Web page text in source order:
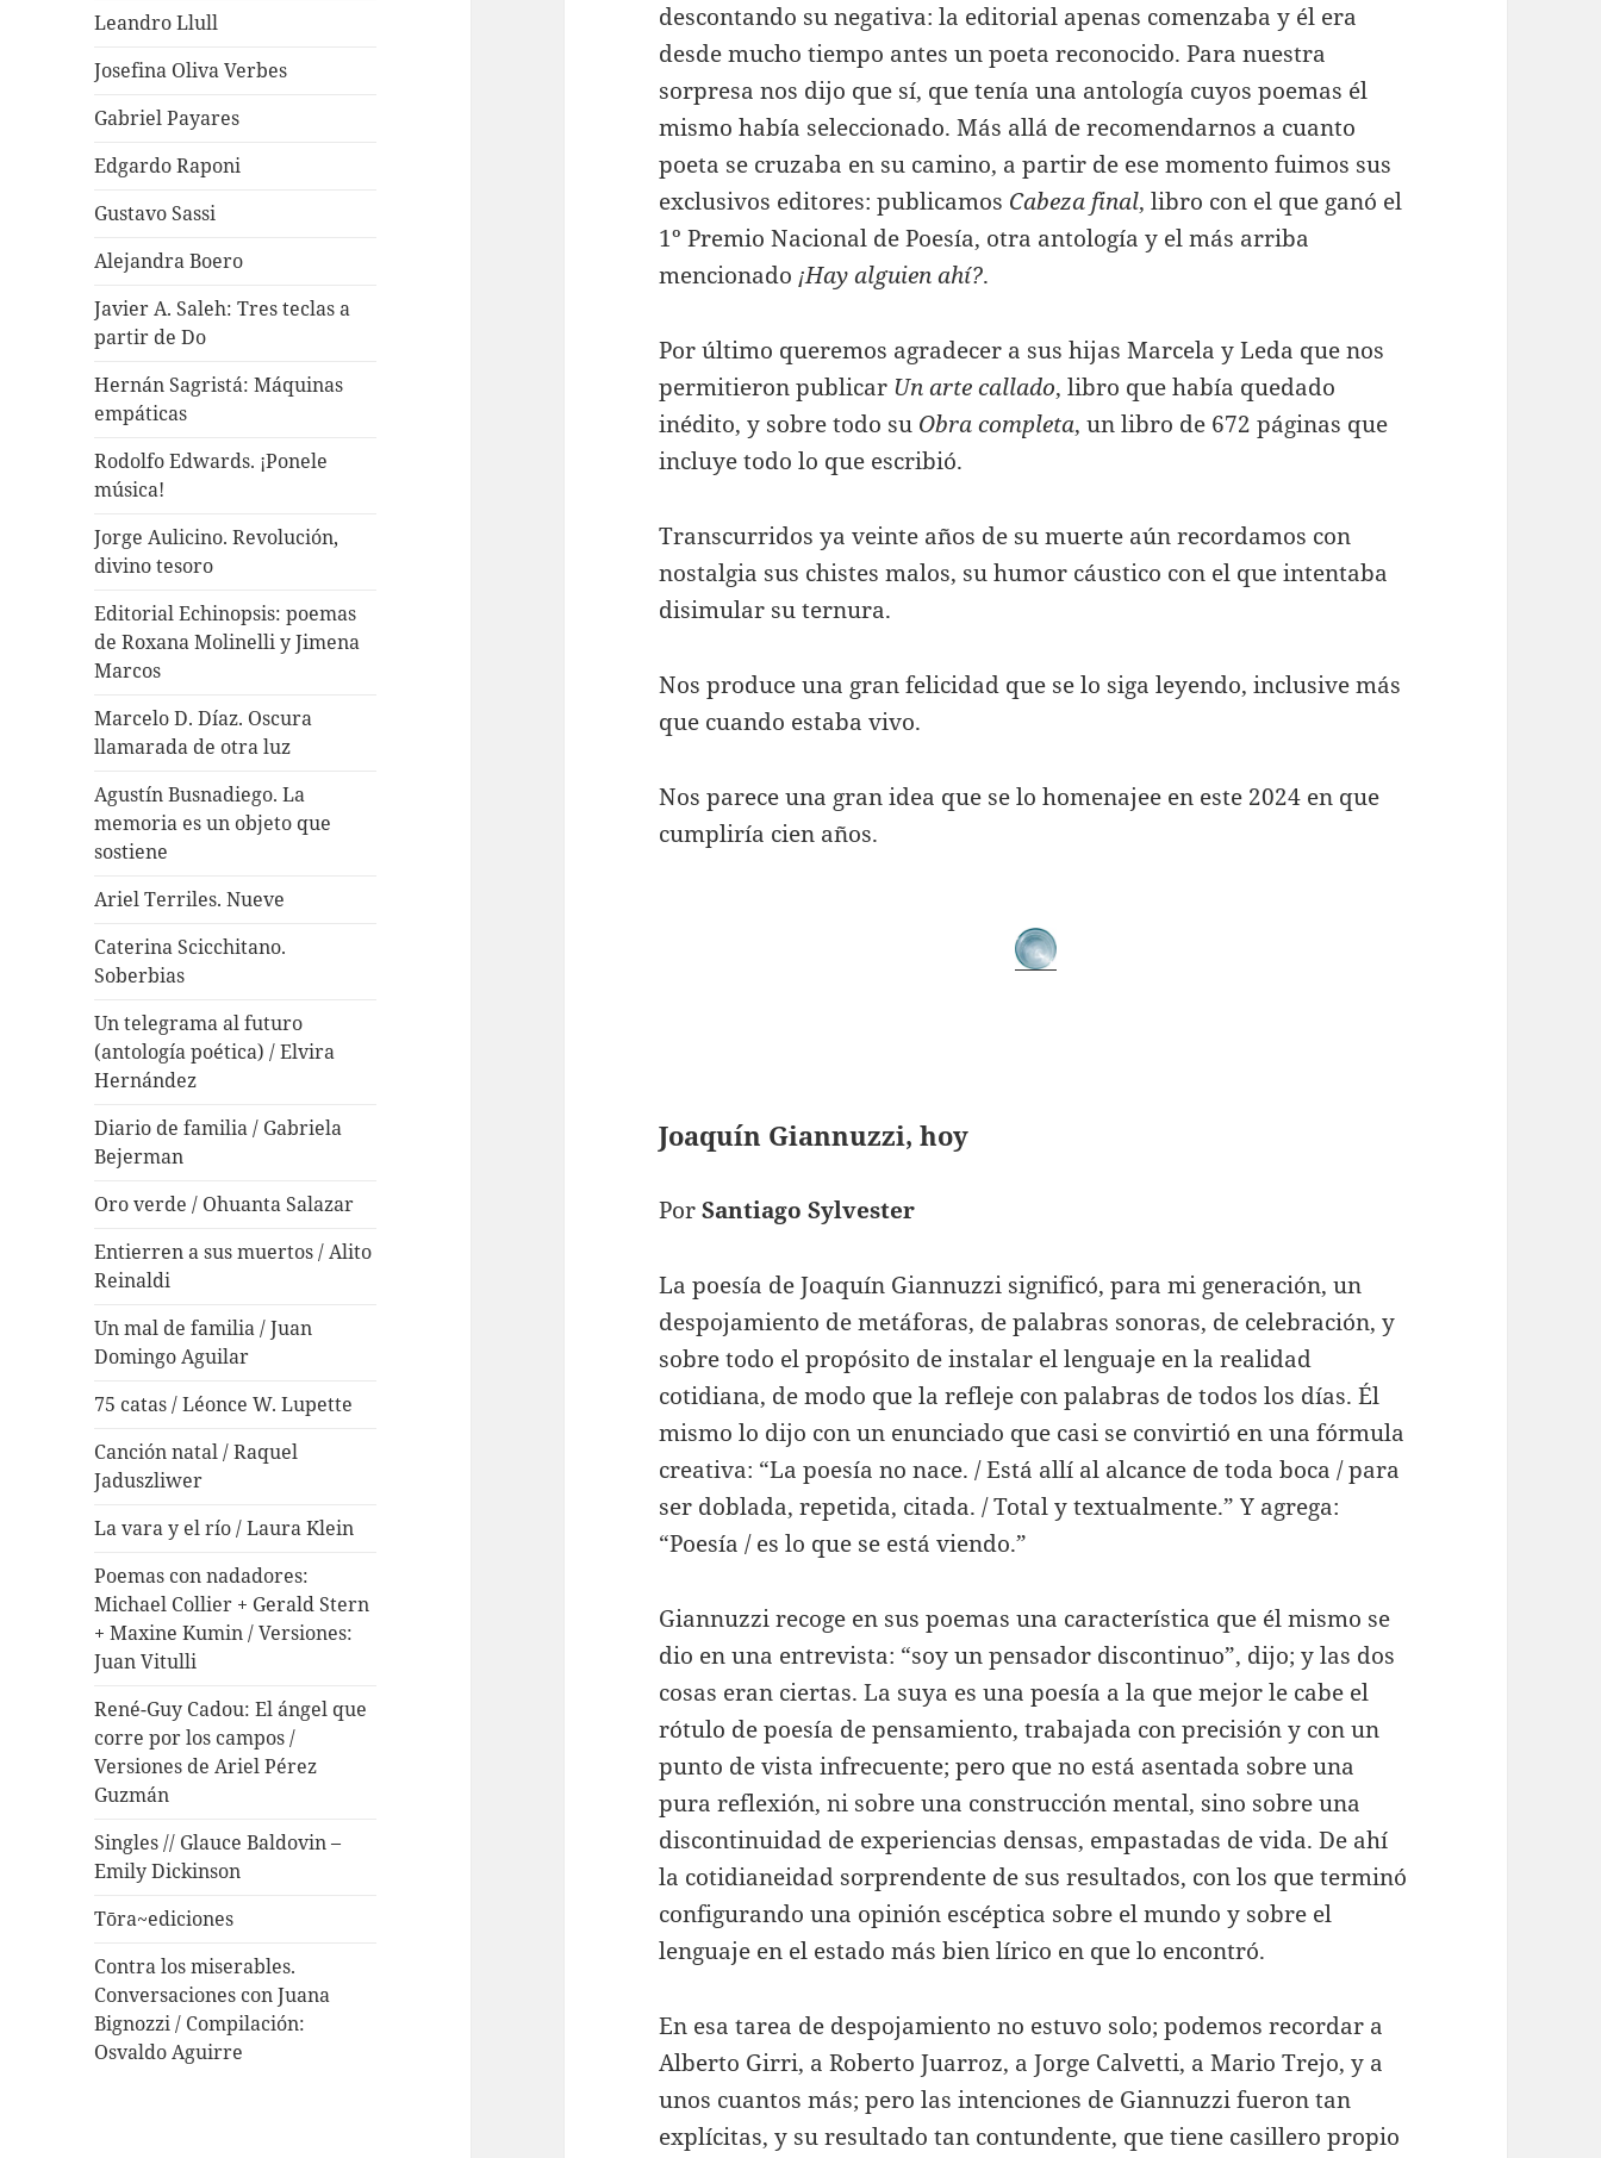
Leandro Llull
Josefina Oliva Verbes
Gabriel Payares
Edgardo Raponi
Gustavo Sassi
Alejandra Boero
Javier A. Saleh: Tres teclas a
partir de Do
Hernán Sagristá: Máquinas
empáticas
Rodolfo Edwards. ¡Ponele
música!
Jorge Aulicino. Revolución,
divino tesoro
Editorial Echinopsis: poemas
de Roxana Molinelli y Jimena
Marcos
Marcelo D. Díaz. Oscura
llamarada de otra luz
Agustín Busnadiego. La
memoria es un objeto que
sostiene
Ariel Terriles. Nueve
Caterina Scicchitano.
Soberbias
Un telegrama al futuro
(antología poética) / Elvira
Hernández
Diario de familia / Gabriela
Bejerman
Oro verde / Ohuanta Salazar
Entierren a sus muertos / Alito
Reinaldi
Un mal de familia / Juan
Domingo Aguilar
75 catas / Léonce W. Lupette
Canción natal / Raquel
Jaduszliwer
La vara y el río / Laura Klein
Poemas con nadadores:
Michael Collier + Gerald Stern
+ Maxine Kumin / Versiones:
Juan Vitulli
René-Guy Cadou: El ángel que
corre por los campos /
Versiones de Ariel Pérez
Guzmán
Singles // Glauce Baldovin –
Emily Dickinson
Tōra~ediciones
Contra los miserables.
Conversaciones con Juana
Bignozzi / Compilación:
Osvaldo Aguirre
descontando su negativa: la editorial apenas comenzaba y él era
desde mucho tiempo antes un poeta reconocido. Para nuestra
sorpresa nos dijo que sí, que tenía una antología cuyos poemas él
mismo había seleccionado. Más allá de recomendarnos a cuanto
poeta se cruzaba en su camino, a partir de ese momento fuimos sus
exclusivos editores: publicamos Cabeza final, libro con el que ganó el
1º Premio Nacional de Poesía, otra antología y el más arriba
mencionado ¡Hay alguien ahí?.
Por último queremos agradecer a sus hijas Marcela y Leda que nos
permitieron publicar Un arte callado, libro que había quedado
inédito, y sobre todo su Obra completa, un libro de 672 páginas que
incluye todo lo que escribió.
Transcurridos ya veinte años de su muerte aún recordamos con
nostalgia sus chistes malos, su humor cáustico con el que intentaba
disimular su ternura.
Nos produce una gran felicidad que se lo siga leyendo, inclusive más
que cuando estaba vivo.
Nos parece una gran idea que se lo homenajee en este 2024 en que
cumpliría cien años.
Joaquín Giannuzzi, hoy
PorSantiago Sylvester
La poesía de Joaquín Giannuzzi significó, para mi generación, un
despojamiento de metáforas, de palabras sonoras, de celebración, y
sobre todo el propósito de instalar el lenguaje en la realidad
cotidiana, de modo que la refleje con palabras de todos los días. Él
mismo lo dijo con un enunciado que casi se convirtió en una fórmula
creativa: “La poesía no nace. / Está allí al alcance de toda boca / para
ser doblada, repetida, citada. / Total y textualmente.” Y agrega:
“Poesía / es lo que se está viendo.”
Giannuzzi recoge en sus poemas una característica que él mismo se
dio en una entrevista: “soy un pensador discontinuo”, dijo; y las dos
cosas eran ciertas. La suya es una poesía a la que mejor le cabe el
rótulo de poesía de pensamiento, trabajada con precisión y con un
punto de vista infrecuente; pero que no está asentada sobre una
pura reflexión, ni sobre una construcción mental, sino sobre una
discontinuidad de experiencias densas, empastadas de vida. De ahí
la cotidianeidad sorprendente de sus resultados, con los que terminó
configurando una opinión escéptica sobre el mundo y sobre el
lenguaje en el estado más bien lírico en que lo encontró.
En esa tarea de despojamiento no estuvo solo; podemos recordar a
Alberto Girri, a Roberto Juarroz, a Jorge Calvetti, a Mario Trejo, y a
unos cuantos más; pero las intenciones de Giannuzzi fueron tan
explícitas, y su resultado tan contundente, que tiene casillero propio